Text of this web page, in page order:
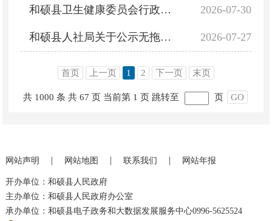
2026-07-30
和硕县卫生健康委员会行政处罚公示信息表
2026-07-27
和硕县人社局关于公示无拖欠农民工工资竣工项目的公告
首页 上一页 1 2 下一页 末页
共 1000 条 共 67 页 当前第 1 页 跳转至 页 GO
网站声明 网站地图 联系我们 网站年报
开办单位：和硕县人民政府
主办单位：和硕县人民政府办公室
承办单位：和硕县电子政务和大数据发展服务中心0996-5625524